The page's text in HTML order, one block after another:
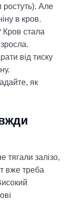
ростуть). Але
в кров.
стала
від тиску
як
тягали залізо,
вже треба